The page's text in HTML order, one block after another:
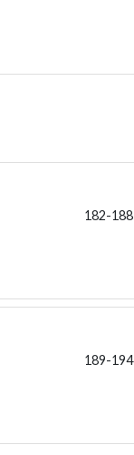
182-188
189-194